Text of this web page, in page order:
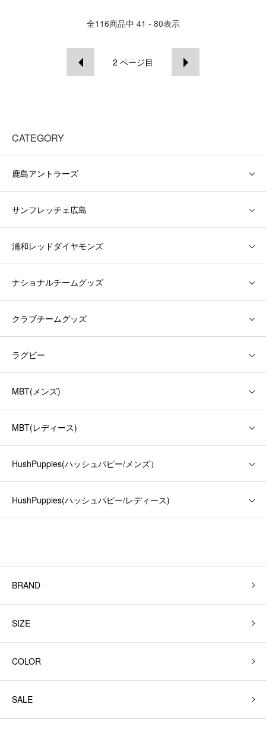
全116商品中 41 - 80表示
2 ページ目
CATEGORY
鹿島アントラーズ
サンフレッチェ広島
浦和レッドダイヤモンズ
ナショナルチームグッズ
クラブチームグッズ
ラグビー
MBT(メンズ)
MBT(レディース)
HushPuppies(ハッシュパピー/メンズ）
HushPuppies(ハッシュパピー/レディース)
BRAND
SIZE
COLOR
SALE